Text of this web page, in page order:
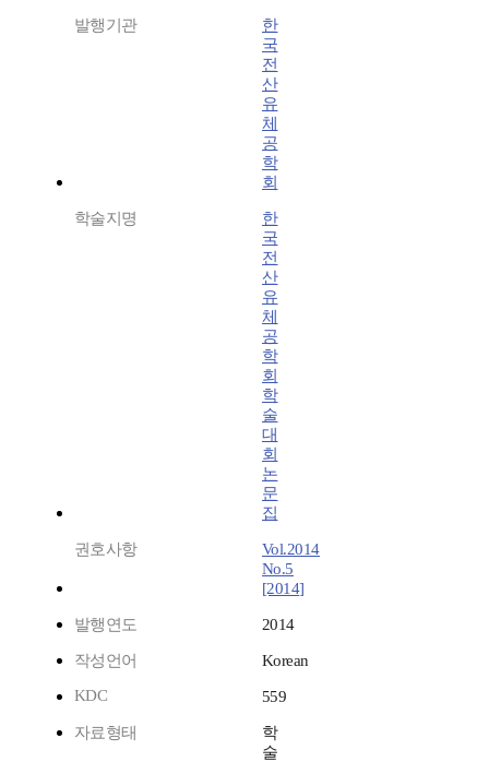
발행기관
한
국
전
산
유
체
공
학
회
학술지명
한
국
전
산
유
체
공
학
회
학
술
대
회
논
문
집
권호사항
Vol.2014
No.5
[2014]
발행연도 2014
작성언어
Korean
KDC
559
자료형태
학
술